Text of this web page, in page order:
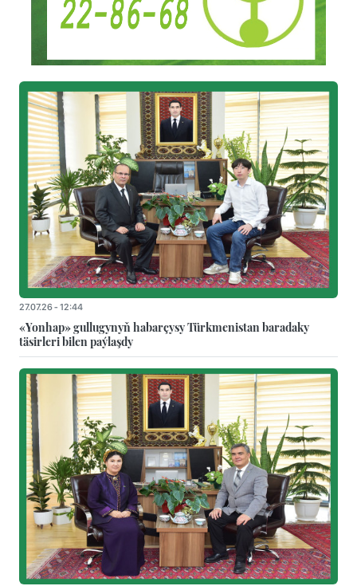
27.07.26 - 12:44
«Yonhap» gullugynyň habarçysy Türkmenistan baradaky
täsirleri bilen paýlaşdy